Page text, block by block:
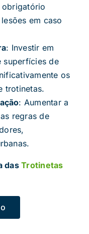
obrigatório
em caso
: Investir em
superfícies de
os
trotinetas.
: Aumentar a
regras de
dasTrotinetas